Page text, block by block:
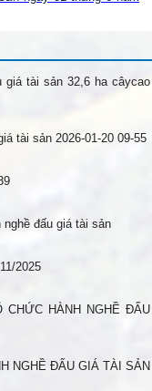
tài sản 32,6 ha câycao
tài sản 2026-01-20 09-55
đấu giá tài sản
2025
CHỨC HÀNH NGHỀ ĐẤU
NGHỀ ĐẤU GIÁ TÀI SẢN